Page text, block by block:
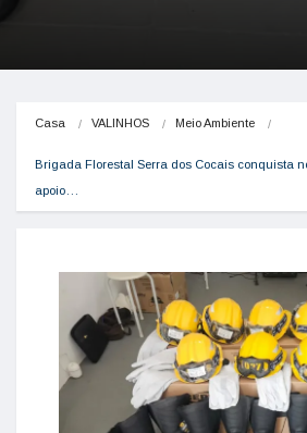
Casa VALINHOS Meio Ambiente
Brigada Florestal Serra dos Cocais conquista
apoio…